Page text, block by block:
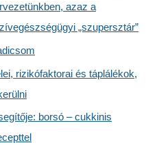
azaz a
„szupersztár”
rizikófaktorai és táplálékok,
borsó – cukkinis